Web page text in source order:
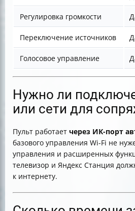
Регулировка громкости
Переключение источников
Голосовое управление
Нужно ли
или сети для
Пульт работает через ИК-порт
базового управления Wi-Fi не
управления и расширенных
телевизор и Яндекс Станция
к интернету.